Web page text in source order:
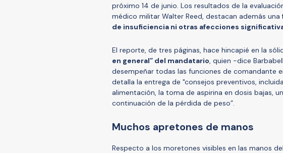
próximo 14 de junio. Los resultados de la
médico militar Walter Reed, destacan además una
de insuficiencia ni otras afecciones
El reporte, de tres páginas, hace hincapié en la
en general” del mandatario, quien -dice
desempeñar todas las funciones de comandante
detalla la entrega de "consejos preventivos,
alimentación, la toma de aspirina en dosis bajas,
continuación de la pérdida de peso”.
Muchos apretones de manos
Respecto a los moretones visibles en las manos